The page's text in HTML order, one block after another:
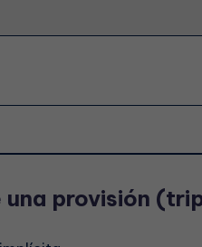
una provisión